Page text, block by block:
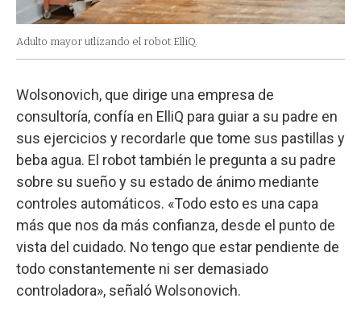
Adulto mayor utlizando el robot ElliQ.
Wolsonovich, que dirige una empresa de
consultoría, confía en ElliQ para guiar a su padre en
sus ejercicios y recordarle que tome sus pastillas y
beba agua. El robot también le pregunta a su padre
sobre su sueño y su estado de ánimo mediante
controles automáticos. «Todo esto es una capa
más que nos da más confianza, desde el punto de
vista del cuidado. No tengo que estar pendiente de
todo constantemente ni ser demasiado
controladora», señaló Wolsonovich.